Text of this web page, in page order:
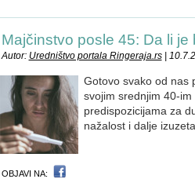
Majčinstvo posle 45: Da li
Autor: Uredništvo portala Ringeraja.rs|
Gotovo svako od nas
svojim srednjim 40-
predispozicijama za
nažalost i dalje
OBJAVI NA: